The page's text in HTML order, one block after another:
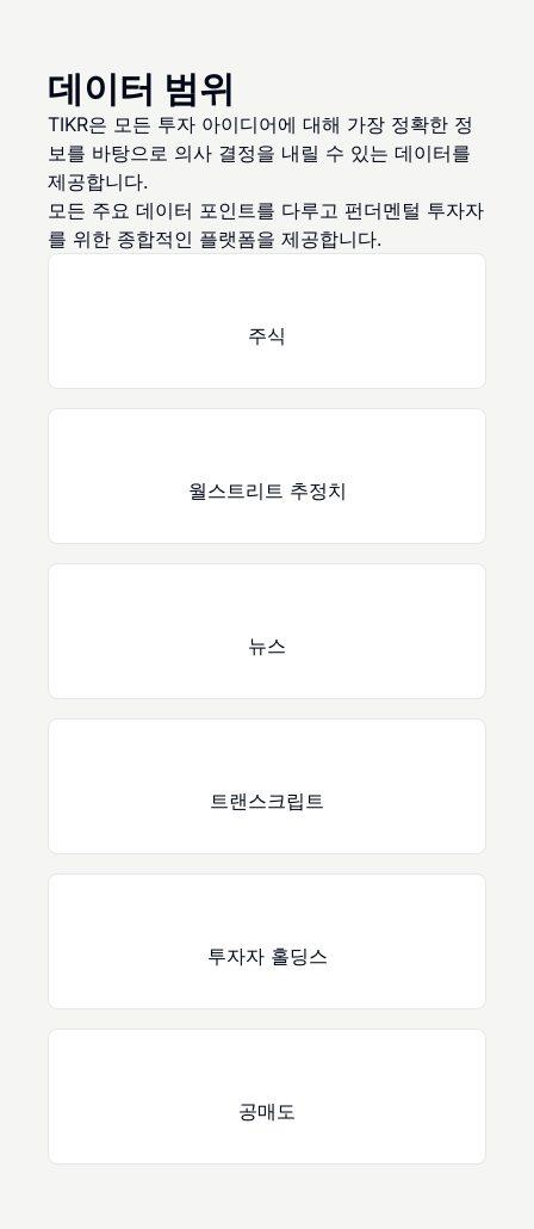
데이터 범위
TIKR은 모든 투자 아이디어에 대해 가장 정확한 정
보를 바탕으로 의사 결정을 내릴 수 있는 데이터를
제공합니다.
모든 주요 데이터 포인트를 다루고 펀더멘털 투자자
를 위한 종합적인 플랫폼을 제공합니다.
주식
월스트리트 추정치
뉴스
트랜스크립트
투자자 홀딩스
공매도